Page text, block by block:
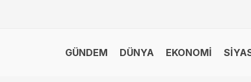
GÜNDEM DÜNYA EKONOMİ